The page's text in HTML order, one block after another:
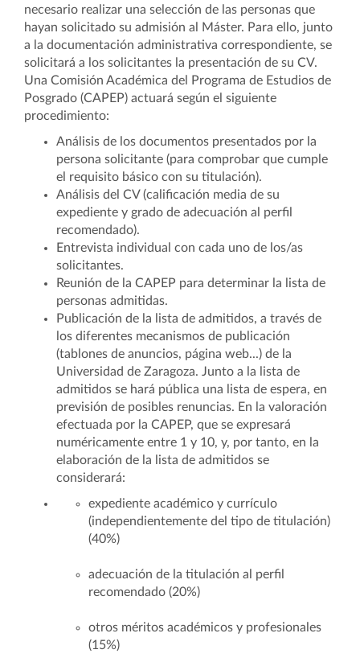
necesario realizar una selección de las personas que
hayan solicitado su admisión al Máster. Para ello, junto
a la documentación administrativa correspondiente, se
solicitará a los solicitantes la presentación de su CV.
Una Comisión Académica del Programa de Estudios de
Posgrado (CAPEP) actuará según el siguiente
procedimiento:
Análisis de los documentos presentados por la
persona solicitante (para comprobar que cumple
el requisito básico con su titulación).
Análisis del CV (calificación media de su
expediente y grado de adecuación al perfil
recomendado).
Entrevista individual con cada uno de los/as
solicitantes.
Reunión de la CAPEP para determinar la lista de
personas admitidas.
Publicación de la lista de admitidos, a través de
los diferentes mecanismos de publicación
(tablones de anuncios, página web...) de la
Universidad de Zaragoza. Junto a la lista de
admitidos se hará pública una lista de espera, en
previsión de posibles renuncias. En la valoración
efectuada por la CAPEP, que se expresará
numéricamente entre 1 y 10, y, por tanto, en la
elaboración de la lista de admitidos se
considerará:
expediente académico y currículo
(independientemente del tipo de titulación)
(40%)
adecuación de la titulación al perfil
recomendado (20%)
otros méritos académicos y profesionales
(15%)